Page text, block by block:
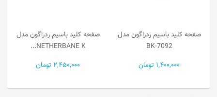
صفحه کلید باسیم ردراگون مدل
BK-7092
1,400,000 تومان
صفحه کلید باسیم ردراگون مدل
NETHERBANE K...
2,450,000 تومان